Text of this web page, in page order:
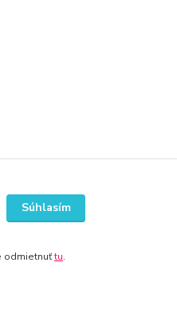
Súhlasím
odmietnuťtu.